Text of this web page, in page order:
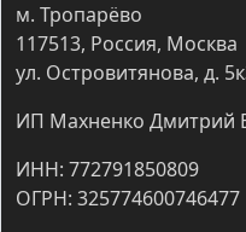
м. Тропарёво
117513, Россия, Москва
ул. Островитянова, д.
ИП Махненко Дмитрий
ИНН: 772791850809
ОГРН: 325774600746477